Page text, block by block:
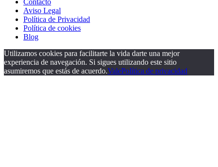
Aviso Legal
Política de Privacidad
Política de cookies
Blog
Utilizamos cookies para facilitarte la vida darte una mejor
experiencia de navegación. Si sigues utilizando este sitio
asumiremos que estás de acuerdo.ValePolítica de privacidad